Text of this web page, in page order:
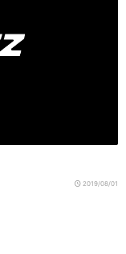
2019/08/01